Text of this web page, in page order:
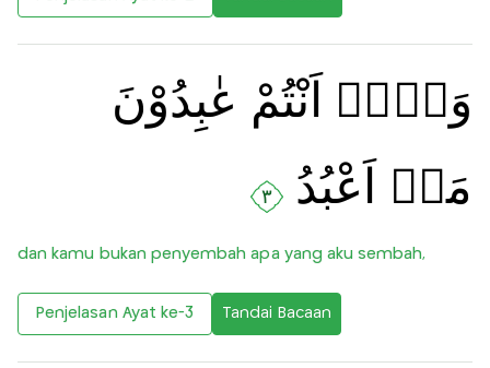
وَلَاۤ اَنْتُمْ عٰبِدُوْنَ
مَاۤ اَعْبُدُ ٣
dan kamu bukan penyembah apa yang aku sembah,
Penjelasan Ayat ke-3 Tandai Bacaan